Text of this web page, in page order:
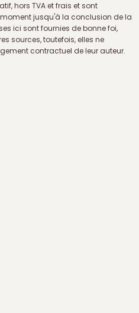
hors TVA et frais et sont
jusqu'à la conclusion de la
ici sont fournies de bonne foi,
sources, toutefois, elles ne
contractuel de leur auteur.